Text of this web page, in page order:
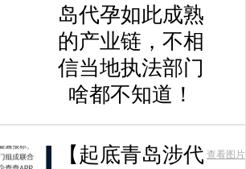
岛代孕如此成熟
的产业链，不相
信当地执法部门
啥都不知道！
【起底青岛涉代 查看图片